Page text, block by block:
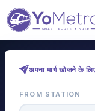
अपना मार्ग खोजने के
FROM STATION